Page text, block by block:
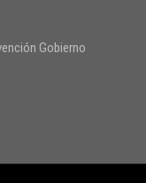
Gobierno